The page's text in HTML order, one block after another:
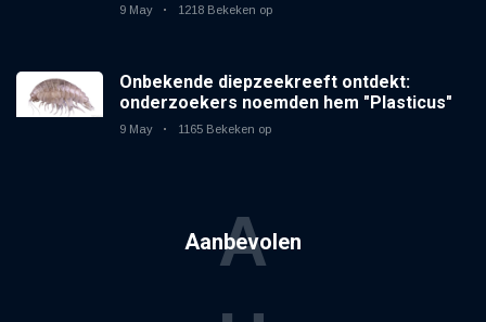
9 May 1218 Bekeken op
Onbekende diepzeekreeft ontdekt:
onderzoekers noemden hem "Plasticus"
9 May 1165 Bekeken op
Aanbevolen
A